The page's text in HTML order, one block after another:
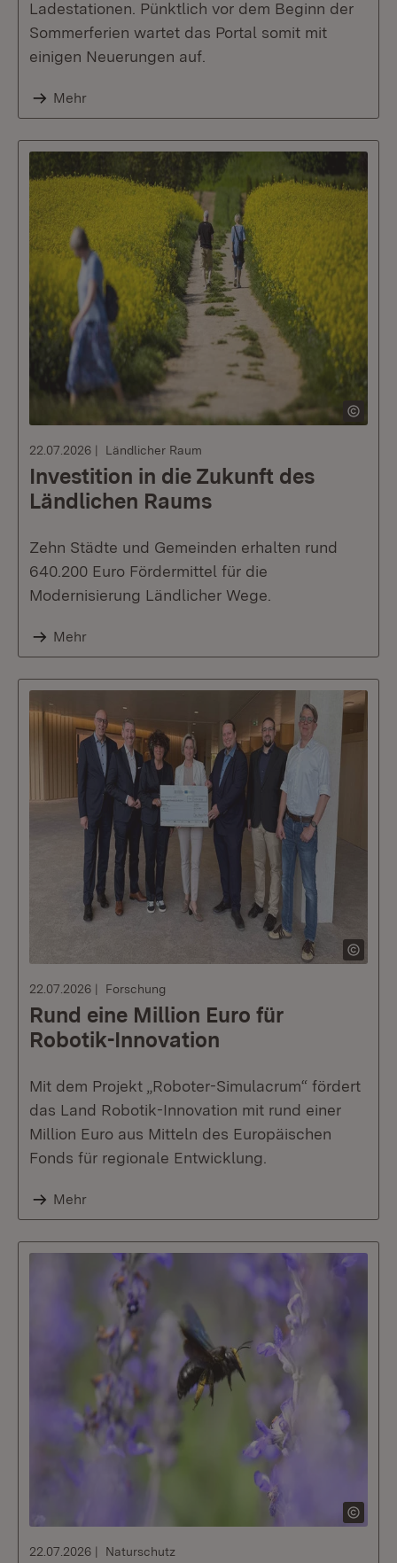
Ladestationen. Pünktlich vor dem Beginn der
Sommerferien wartet das Portal somit mit
einigen Neuerungen auf.
Mehr
22.07.2026 Ländlicher Raum
Investition in die Zukunft des
Ländlichen Raums
Zehn Städte und Gemeinden erhalten rund
640.200 Euro Fördermittel für die
Modernisierung Ländlicher Wege.
Mehr
22.07.2026 Forschung
Rund eine Million Euro für
Robotik-Innovation
Mit dem Projekt „Roboter-Simulacrum“ fördert
das Land Robotik-Innovation mit rund einer
Million Euro aus Mitteln des Europäischen
Fonds für regionale Entwicklung.
Mehr
22.07.2026 Naturschutz